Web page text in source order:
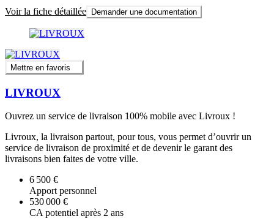
Voir la fiche détaillée Demander une documentation
Mettre en favoris
LIVROUX
Ouvrez un service de livraison 100% mobile avec Livroux !
Livroux, la livraison partout, pour tous, vous permet d’ouvrir un
service de livraison de proximité et de devenir le garant des
livraisons bien faites de votre ville.
6 500 €
Apport personnel
530 000 €
CA potentiel après 2 ans